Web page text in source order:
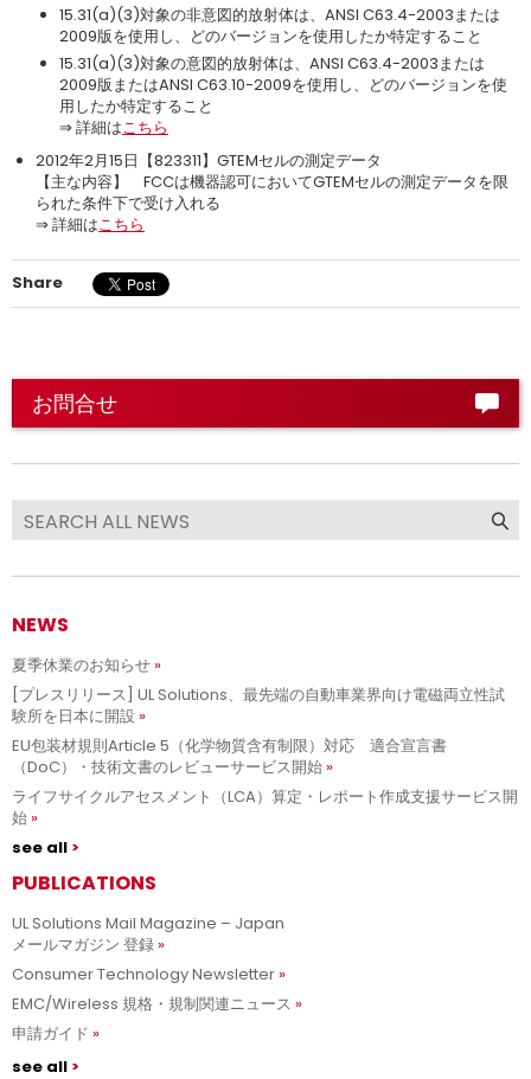
15.31(a)(3)対象の非意図的放射体は、ANSI C63.4-2003または
2009版を使用し、どのバージョンを使用したか特定すること
15.31(a)(3)対象の意図的放射体は、ANSI C63.4-2003または
2009版またはANSI C63.10-2009を使用し、どのバージョンを使
用したか特定すること
⇒ 詳細はこちら
2012年2月15日【823311】GTEMセルの測定データ
【主な内容】 FCCは機器認可においてGTEMセルの測定データを限
られた条件下で受け入れる
⇒ 詳細はこちら
Share
お問合せ
NEWS
夏季休業のお知らせ
[プレスリリース] UL Solutions、最先端の自動車業界向け電磁両立性試
験所を日本に開設
EU包装材規則Article 5（化学物質含有制限）対応 適合宣言書
（DoC）・技術文書のレビューサービス開始
ライフサイクルアセスメント（LCA）算定・レポート作成支援サービス開
始
see all
PUBLICATIONS
UL Solutions Mail Magazine – Japan
メールマガジン 登録
Consumer Technology Newsletter
EMC/Wireless 規格・規制関連ニュース
申請ガイド
see all